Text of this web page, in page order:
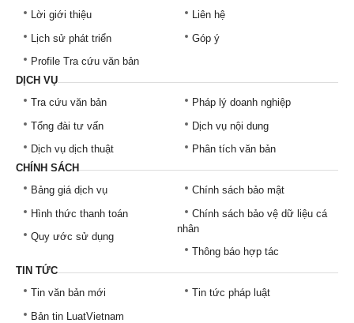
Lời giới thiệu
Lịch sử phát triển
Profile Tra cứu văn bản
Liên hệ
Góp ý
DỊCH VỤ
Tra cứu văn bản
Tổng đài tư vấn
Dịch vụ dịch thuật
Pháp lý doanh nghiệp
Dịch vụ nội dung
Phân tích văn bản
CHÍNH SÁCH
Bảng giá dịch vụ
Hình thức thanh toán
Quy ước sử dụng
Chính sách bảo mật
Chính sách bảo vệ dữ liệu cá
nhân
Thông báo hợp tác
TIN TỨC
Tin văn bản mới
Bản tin LuatVietnam
Tin tức pháp luật